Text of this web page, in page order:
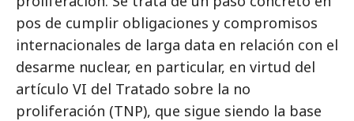
pos de cumplir obligaciones y compromisos
internacionales de larga data en relación con el
desarme nuclear, en particular, en virtud del
artículo VI del Tratado sobre la no
proliferación (TNP), que sigue siendo la base